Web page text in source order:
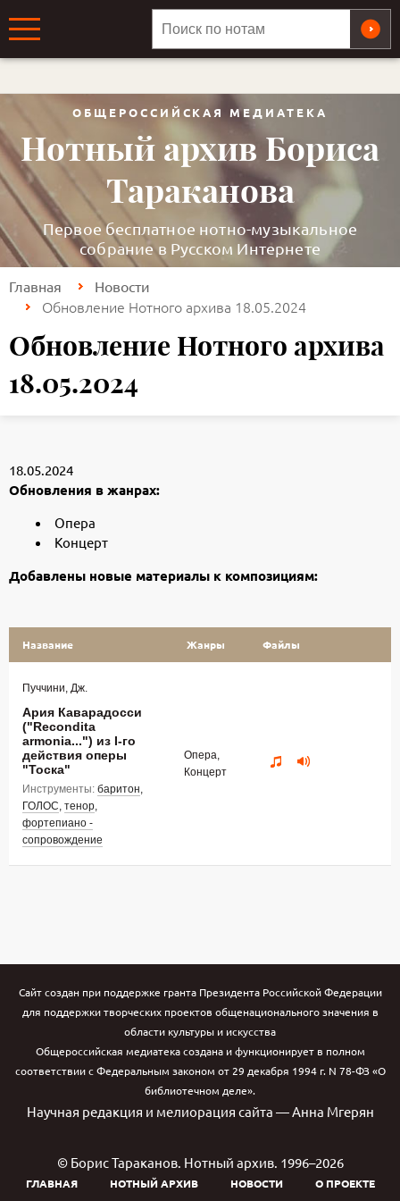
ОБЩЕРОССИЙСКАЯ МЕДИАТЕКА
Нотный архив Бориса
Тараканова
Первое бесплатное нотно-музыкальное
собрание в Русском Интернете
Главная Новости
Обновление Нотного архива 18.05.2024
Обновление Нотного архива
18.05.2024
18.05.2024
Обновления в жанрах:
Опера
Концерт
Добавлены новые материалы к композициям:
Название Жанры Файлы
Пуччини, Дж.
Ария Каварадосси
("Recondita
armonia...") из I-го
действия оперы
"Тоска"
Инструменты: баритон,
ГОЛОС, тенор,
фортепиано -
сопровождение
Опера,
Концерт
Сайт создан при поддержке гранта Президента Российской Федерации
для поддержки творческих проектов общенационального значения в
области культуры и искусства
Общероссийская медиатека создана и функционирует в полном
соответствии с Федеральным законом от 29 декабря 1994 г. N 78-ФЗ «О
библиотечном деле».
Научная редакция и мелиорация сайта — Анна Мгерян
© Борис Тараканов. Нотный архив. 1996–2026
ГЛАВНАЯ НОТНЫЙ АРХИВ НОВОСТИ
О ПРОЕКТЕ